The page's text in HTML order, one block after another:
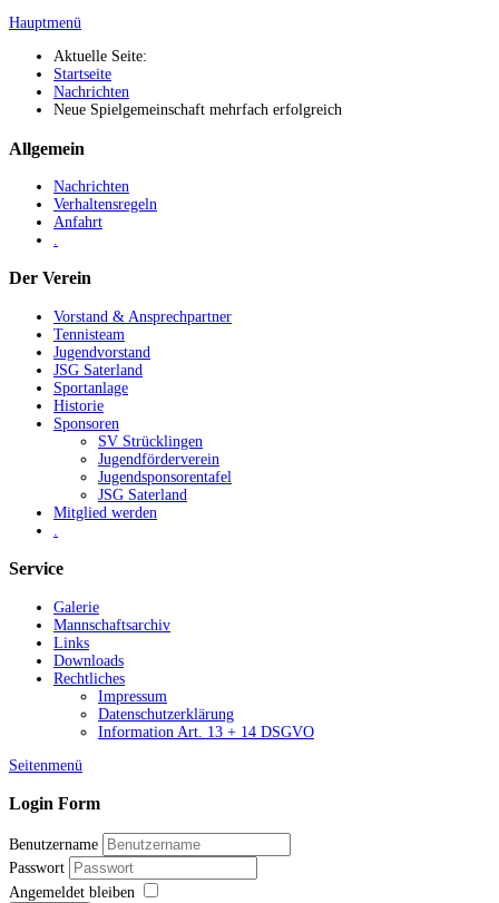
Hauptmenü
Aktuelle Seite:
Startseite
Nachrichten
Neue Spielgemeinschaft mehrfach erfolgreich
Allgemein
Nachrichten
Verhaltensregeln
Anfahrt
.
Der Verein
Vorstand & Ansprechpartner
Tennisteam
Jugendvorstand
JSG Saterland
Sportanlage
Historie
Sponsoren
SV Strücklingen
Jugendförderverein
Jugendsponsorentafel
JSG Saterland
Mitglied werden
Service
Galerie
Mannschaftsarchiv
Links
Downloads
Rechtliches
Impressum
Datenschutzerklärung
Information Art. 13 + 14 DSGVO
Seitenmenü
Login Form
Benutzername
Passwort
Angemeldet bleiben